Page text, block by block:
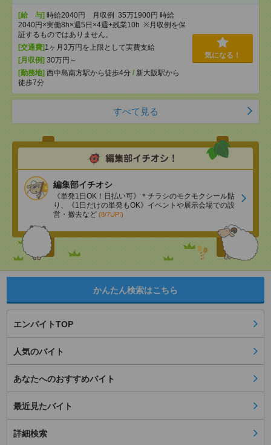
[給 与] 時給2040円 月収例 35万1900円 時給
2040円×実働8h×週5日×4週+残業10h ※月収例を保
証するものではありません。
[交通費] 1ヶ月3万円を上限として実費支給
[月収例] 30万円～
[勤務地] 西中島南方駅から徒歩4分 / 新大阪駅から
徒歩7分
気になる！
すべて見る
編集部イチオシ
《単発1日OK！日払い可》＊チラシのモクモクシール貼
り、《1日だけの単発もOK》イベントや展示会場での設
営・撤去など (8/7UP!)
かんたん検索はこちら
エンバイトTOP
人気のバイト
あなたへのおすすめバイト
最近見たバイト
詳細検索